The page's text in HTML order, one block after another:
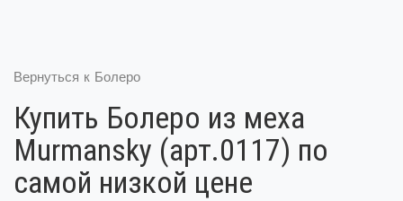
Вернуться к Болеро
Купить Болеро из меха
Murmansky (арт.0117) по
самой низкой цене